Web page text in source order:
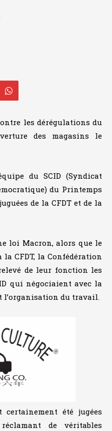
les dérégulations du
des magasins le
du SCID (Syndicat
du Printemps
de la CFDT et de la
loi Macron, alors que le
CFDT, la Confédération
de leur fonction les
qui négociaient avec la
l’organisation du travail.
certainement été jugées
de véritables